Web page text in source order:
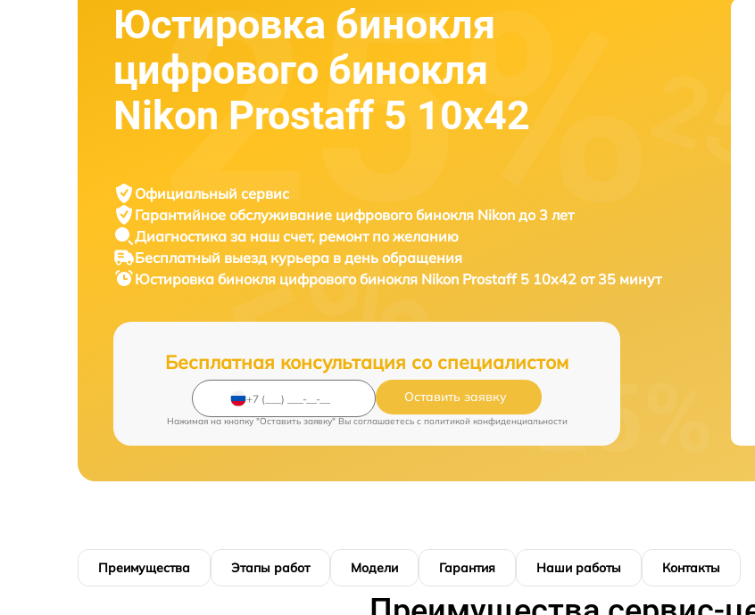
Юстировка бинокля
цифрового бинокля
Nikon Prostaff 5 10x42
Официальный сервис
Гарантийное обслуживание цифрового бинокля Nikon до 3 лет
Диагностика за наш счет, ремонт по желанию
Бесплатный выезд курьера в день обращения
Юстировка бинокля цифрового бинокля Nikon Prostaff 5 10x42 от 35 минут
Бесплатная консультация со специалистом
Оставить заявку
Нажимая на кнопку "Оставить заявку" Вы соглашаетесь c политикой конфиденциальности
Преимущества Этапы работ Модели Гарантия Наши работы Контакты